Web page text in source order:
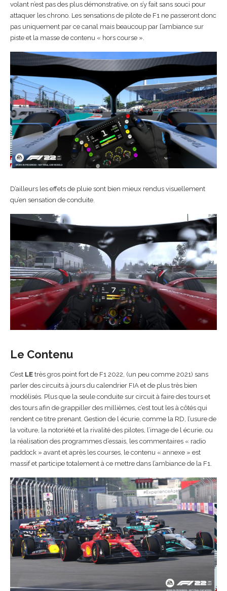
volant n’est pas des plus démonstrative, on s’y fait sans souci pour
attaquer les chrono. Les sensations de pilote de F1 ne passeront donc
pas uniquement par ce canal mais beaucoup par l’ambiance sur
piste et la masse de contenu « hors course ».
D’ailleurs les effets de pluie sont bien mieux rendus visuellement
qu’en sensation de conduite.
Le Contenu
C’est LE très gros point fort de F1 2022, (un peu comme 2021) sans
parler des circuits à jours du calendrier FIA et de plus très bien
modélisés. Plus que la seule conduite sur circuit à faire des tours et
des tours afin de grappiller des millièmes, c’est tout les à côtés qui
rendent ce titre prenant. Gestion de l écurie, comme la RD, l’usure de
la voiture, la notoriété et la rivalité des pilotes, l’image de l écurie, ou
la réalisation des programmes d’essais, les commentaires « radio
paddock » avant et après les courses, le contenu « annexe » est
massif et participe totalement à ce mettre dans l’ambiance de la F1.